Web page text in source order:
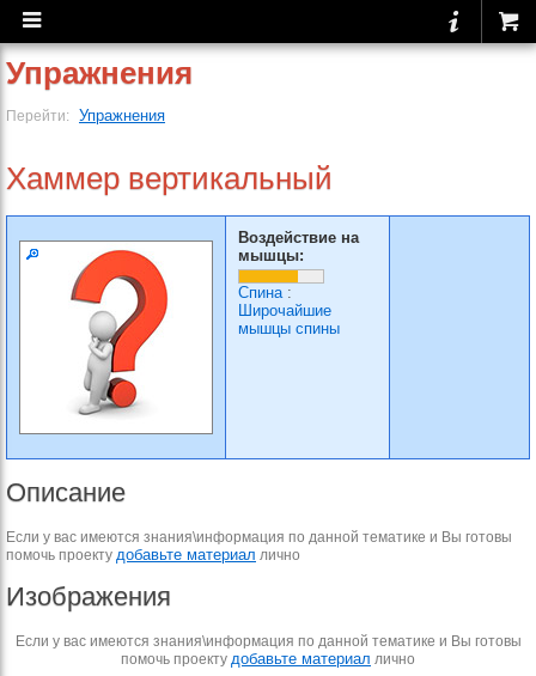
Упражнения
Перейти: Упражнения
Хаммер вертикальный
Воздействие на
мышцы:
Спина:
Широчайшие
мышцы спины
Описание
Если у вас имеются знания\информация по данной тематике и Вы готовы
помочь проекту добавьте материал лично
Изображения
Если у вас имеются знания\информация по данной тематике и Вы готовы
помочь проекту добавьте материал лично